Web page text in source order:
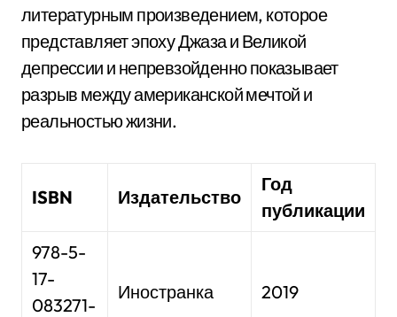
литературным произведением, которое
представляет эпоху Джаза и Великой
депрессии и непревзойденно показывает
разрыв между американской мечтой и
реальностью жизни.
ISBN Издательство
Год
публикации
978-5-
17-
083271-
Иностранка 2019